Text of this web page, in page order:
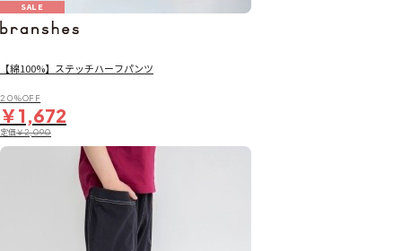
SALE
【綿100%】ステッチハーフパンツ
20％OFF
￥1,672
定価￥2,090